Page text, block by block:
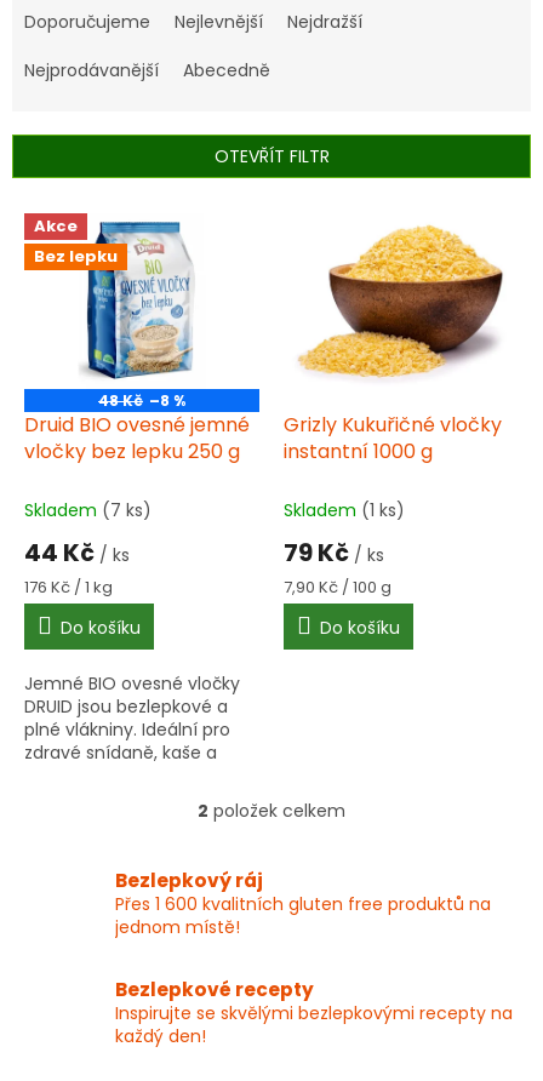
a
e
r
o
d
Doporučujeme Nejlevnější
Nejdražší
Nejprodávanější
Abecedně
OTEVŘÍT FILTR
V
p
o
d
u
Akce
Bez lepku
48 Kč –8 %
Druid BIO ovesné jemné
vločky bez lepku 250 g
Skladem (7 ks)
44 Kč / ks
Měrná
cena:
176 Kč / 1 kg
Do košíku
Jemné BIO ovesné vločky
DRUID jsou bezlepkové a
plné vlákniny. Ideální pro
zdravé snídaně, kaše a
Grizly Kukuřičné vločky
instantní 1000 g
Skladem (1 ks)
79 Kč / ks
Měrná
cena:
7,90 Kč / 100 g
Do košíku
O
á
d
í
p
r
2 položek celkem
Bezlepkový ráj
Přes 1 600 kvalitních gluten free produktů na
jednom místě!
Bezlepkové recepty
Inspirujte se skvělými bezlepkovými recepty na
každý den!